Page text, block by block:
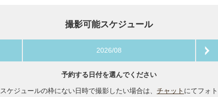
撮影可能スケジュール
2026/08
予約する日付を選んでください
スケジュールの枠にない日時で撮影したい場合は、 チャット にてフォト